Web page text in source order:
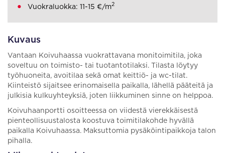
Kuvaus
Vantaan Koivuhaassa vuokrattavana monitoimitila, joka
soveltuu on toimisto- tai tuotantotilaksi. Tilasta löytyy
työhuoneita, avoitilaa sekä omat keittiö- ja wc-tilat.
Kiinteistö sijaitsee erinomaisella paikalla, lähellä pääteitä ja
julkisia kulkuyhteyksiä, joten liikkuminen sinne on helppoa.
Koivuhaanportti osoitteessa on viidestä vierekkäisestä
pienteollisuustalosta koostuva toimitilakohde hyvällä
paikalla Koivuhaassa. Maksuttomia pysäköintipaikkoja talon
pihalla.
Vuokraluokka: 11-15 €/m2